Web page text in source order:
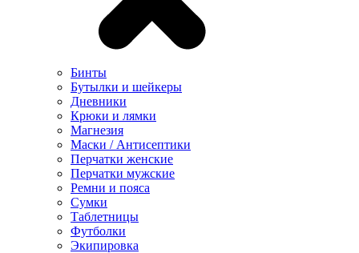
Бинты
Бутылки и шейкеры
Дневники
Крюки и лямки
Магнезия
Маски / Антисептики
Перчатки женские
Перчатки мужские
Ремни и пояса
Сумки
Таблетницы
Футболки
Экипировка